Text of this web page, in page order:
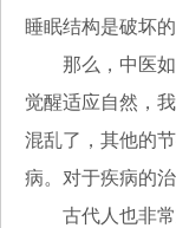
睡眠结构是破坏
那么，中医如
觉醒适应自然，
混乱了，其他的
病。对于疾病的
古代人也非常